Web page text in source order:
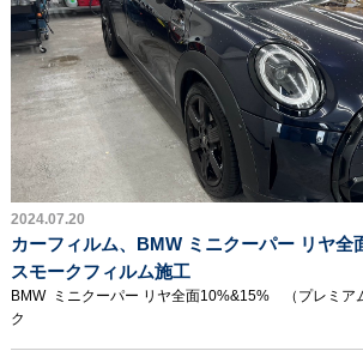
2024.07.20
カーフィルム、BMW ミニクーパー リヤ全
スモークフィルム施工
BMW ミニクーパー リヤ全面10%&15% （プレミア
ク